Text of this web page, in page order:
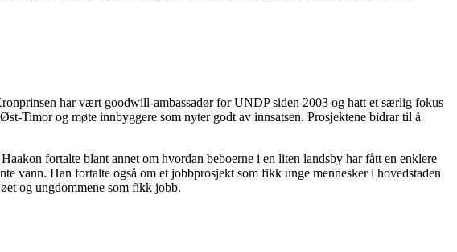
har vært goodwill-ambassadør for UNDP siden 2003 og hatt et særlig fokus
Timor og møte innbyggere som nyter godt av innsatsen. Prosjektene bidrar til å
fortalte blant annet om hvordan beboerne i en liten landsby har fått en enklere
vann. Han fortalte også om et jobbprosjekt som fikk unge mennesker i hovedstaden
og ungdommene som fikk jobb.